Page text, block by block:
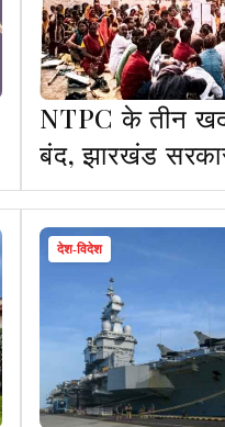
NTPC के तीन
बंद, झारखंड
का नुकसान
देश-विदेश